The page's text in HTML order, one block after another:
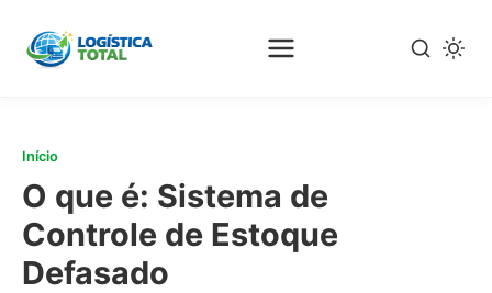
para
Início
O que é: Sistema de
Controle de Estoque
Defasado